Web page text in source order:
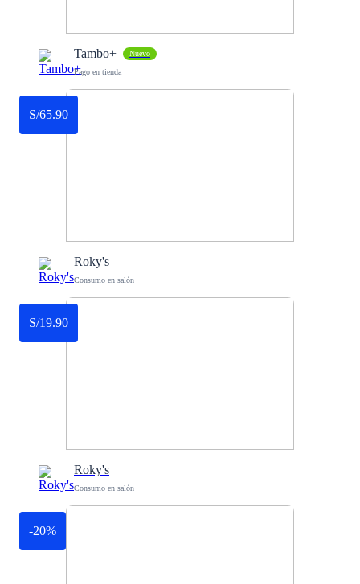
Tambo+ Nuevo
Pago en tienda
S/65.90
Roky's
Consumo en salón
S/19.90
Roky's
Consumo en salón
-20%